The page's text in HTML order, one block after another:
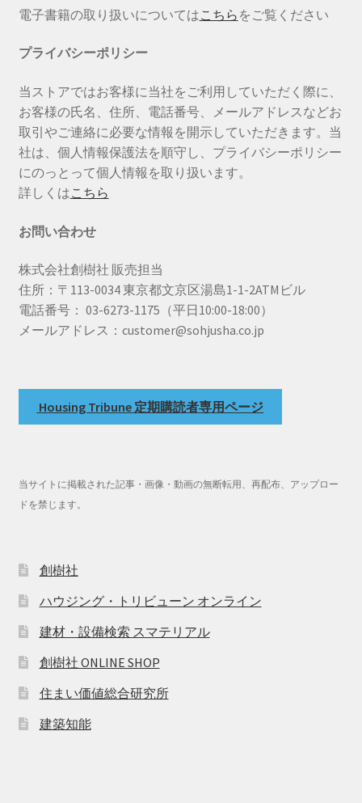
電子書籍の取り扱いについてはこちら をご覧ください
プライバシーポリシー
当ストアではお客様に当社をご利用していただく際に、
お客様の氏名、住所、電話番号、メールアドレスなどお
取引やご連絡に必要な情報を開示していただきます。当
社は、個人情報保護法を順守し、プライバシーポリシー
にのっとって個人情報を取り扱います。
詳しくはこちら
お問い合わせ
株式会社創樹社 販売担当
住所：〒113-0034 東京都文京区湯島1-1-2ATMビル
電話番号： 03-6273-1175（平日10:00-18:00）
メールアドレス：customer@sohjusha.co.jp
Housing Tribune 定期購読者専用ページ
当サイトに掲載された記事・画像・動画の無断転用、再配布、アップロー
ドを禁じます。
創樹社
ハウジング・トリビューン オンライン
建材・設備検索 スマテリアル
創樹社 ONLINE SHOP
住まい価値総合研究所
建築知能